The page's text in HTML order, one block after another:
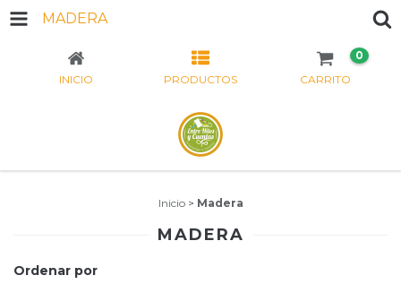
MADERA
INICIO PRODUCTOS CARRITO
0
Inicio > Madera
MADERA
Ordenar por